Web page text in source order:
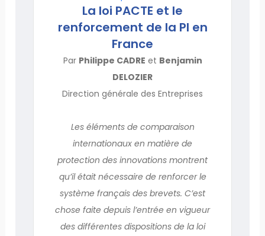
La loi PACTE et le
renforcement de la PI en
France
Par Philippe CADRE et Benjamin
DELOZIER
Direction générale des Entreprises
Les éléments de comparaison
internationaux en matière de
protection des innovations montrent
qu’il était nécessaire de renforcer le
système français des brevets. C’est
chose faite depuis l’entrée en vigueur
des différentes dispositions de la loi